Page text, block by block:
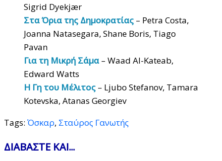
Sigrid Dyekjær
Στα Όρια της Δημοκρατίας – Petra Costa,
Joanna Natasegara, Shane Boris, Tiago
Pavan
Για τη Μικρή Σάμα – Waad Al-Kateab,
Edward Watts
Η Γη του Μέλιτος – Ljubo Stefanov, Tamara
Kotevska, Atanas Georgiev
Tags: Όσκαρ, Σταύρος Γανωτής
ΔΙΑΒΑΣΤΕ ΚΑΙ...